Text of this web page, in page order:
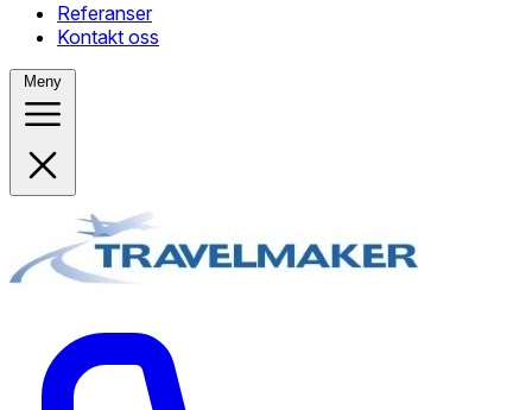
Referanser
Kontakt oss
Meny